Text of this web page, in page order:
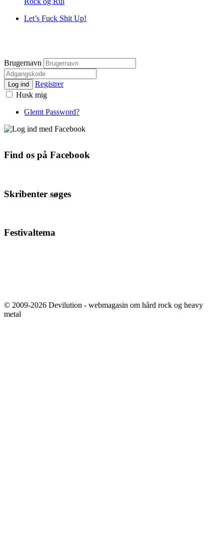
Let’s Fuck Shit Up!
Brugernavn
Log ind
Registrer
Husk mig
Glemt Password?
Find os på Facebook
Skribenter søges
Festivaltema
© 2009-2026 Devilution - webmagasin om hård rock og heavy
metal